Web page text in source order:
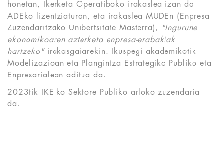
honetan, Ikerketa Operatiboko irakaslea izan da
ADEko lizentziaturan, eta irakaslea MUDEn (Enpresa
Zuzendaritzako Unibertsitate Masterra),
"Ingurune
ekonomikoaren azterketa enpresa-erabakiak
hartzeko"irakasgaiarekin. Ikuspegi akademikotik
Modelizazioan eta Plangintza Estrategiko Publiko eta
Enpresarialean aditua da.
2023tik IKEIko Sektore Publiko arloko zuzendaria
da.